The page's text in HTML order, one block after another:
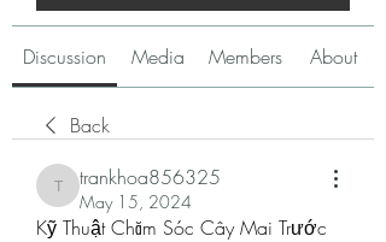
Discussion Media Members About
Back
trankhoa856325
trankhoa856325
May 15, 2024
Kỹ Thuật Chăm Sóc Cây Mai Trước